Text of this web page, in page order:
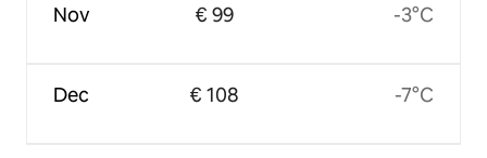
Nov
Dec
€ 99
€ 108
-3°C
-7°C